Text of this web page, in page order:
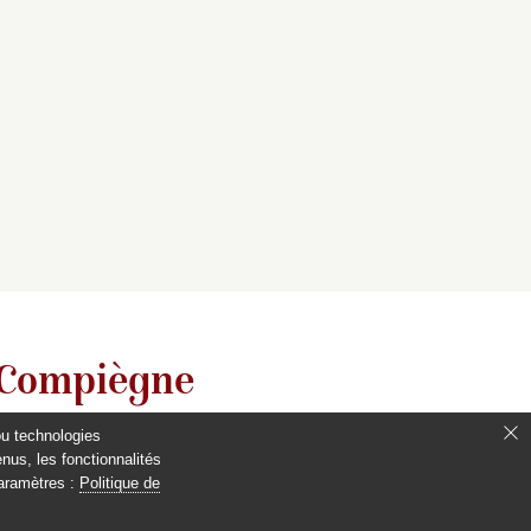
technologies
les fonctionnalités
: Politique de